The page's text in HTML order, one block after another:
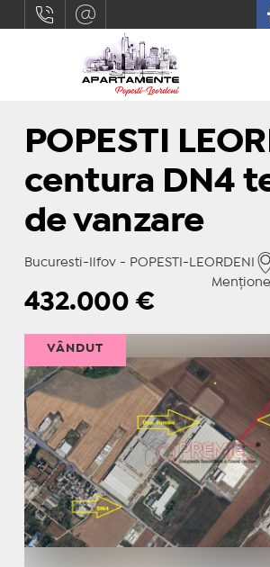
POPESTI
centura DN4
de vanzare
Bucuresti-Ilfov - POPESTI-LEORDENI
432.000 €
VÂNDUT